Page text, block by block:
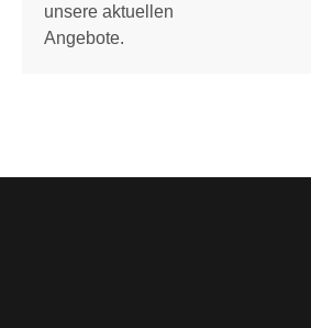
unsere aktuellen
Angebote.